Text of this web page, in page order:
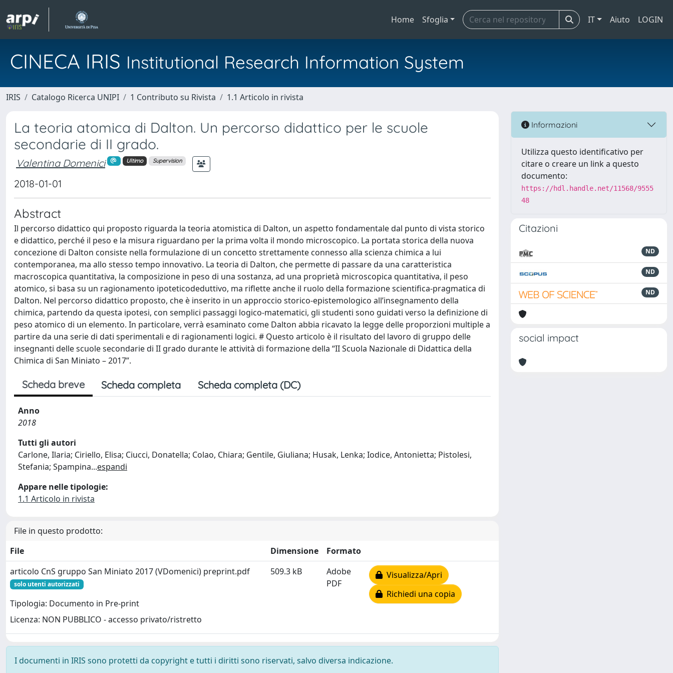
Home Sfoglia IT Aiuto LOGIN
CINECA IRIS Institutional Research Information System
IRIS Catalogo Ricerca UNIPI 1 Contributo su Rivista 1.1 Articolo in rivista
La teoria atomica di Dalton. Un percorso didattico per le scuole
secondarie di II grado.
Valentina Domenici Ultimo Supervision
2018-01-01
Abstract
Il percorso didattico qui proposto riguarda la teoria atomistica di Dalton, un aspetto fondamentale dal punto di vista storico
e didattico, perché il peso e la misura riguardano per la prima volta il mondo microscopico. La portata storica della nuova
concezione di Dalton consiste nella formulazione di un concetto strettamente connesso alla scienza chimica a lui
contemporanea, ma allo stesso tempo innovativo. La teoria di Dalton, che permette di passare da una caratteristica
macroscopica quantitativa, la composizione in peso di una sostanza, ad una proprietà microscopica quantitativa, il peso
atomico, si basa su un ragionamento ipoteticodeduttivo, ma riflette anche il ruolo della formazione scientifica-pragmatica di
Dalton. Nel percorso didattico proposto, che è inserito in un approccio storico-epistemologico all’insegnamento della
chimica, partendo da questa ipotesi, con semplici passaggi logico-matematici, gli studenti sono guidati verso la definizione di
peso atomico di un elemento. In particolare, verrà esaminato come Dalton abbia ricavato la legge delle proporzioni multiple a
partire da una serie di dati sperimentali e di ragionamenti logici. # Questo articolo è il risultato del lavoro di gruppo delle
insegnanti delle scuole secondarie di II grado durante le attività di formazione della “II Scuola Nazionale di Didattica della
Chimica di San Miniato – 2017”.
Scheda breve Scheda completa Scheda completa (DC)
Anno
2018
Tutti gli autori
Carlone, Ilaria; Ciriello, Elisa; Ciucci, Donatella; Colao, Chiara; Gentile, Giuliana; Husak, Lenka; Iodice, Antonietta; Pistolesi,
Stefania; Spampina...espandi
Appare nelle tipologie:
1.1 Articolo in rivista
File in questo prodotto:
File
Dimensione
Formato
articolo CnS gruppo San Miniato 2017 (VDomenici) preprint.pdf
solo utenti autorizzati
Tipologia: Documento in Pre-print
Licenza: NON PUBBLICO - accesso privato/ristretto
509.3 kB
Adobe
PDF
Visualizza/Apri
Richiedi una copia
I documenti in IRIS sono protetti da copyright e tutti i diritti sono riservati, salvo diversa indicazione.
Informazioni
Utilizza questo identificativo per
citare o creare un link a questo
documento:
https://hdl.handle.net/11568/9555
48
Citazioni
ND
ND
ND
social impact